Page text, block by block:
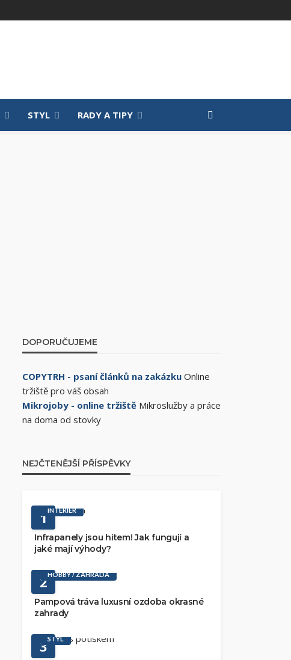
STYL RADY A TIPY
DOPORUČUJEME
COPYTRH - psaní článků na zakázku Online
tržiště pro váš obsah
Mikrojoby - online tržiště Mikroslužby a práce
na doma od stovky
NEJČTENĚJŠÍ PŘÍSPĚVKY
1 INTERIÉR
Infrapanely jsou hitem! Jak fungují a
jaké mají výhody?
2HOBBY / ZAHRADA
Pampová tráva luxusní ozdoba okrasné
zahrady
3STYL